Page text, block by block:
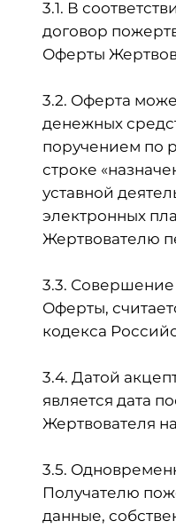
3.1. В
договор
Оферты
3.2. Оферта
денежных
поручением по
строке
уставной
электронных
Жертвователю
3.3. Совершение
Оферты,
кодекса
3.4. Датой
является дата
Жертвователя
3.5.
Получателю
данные,